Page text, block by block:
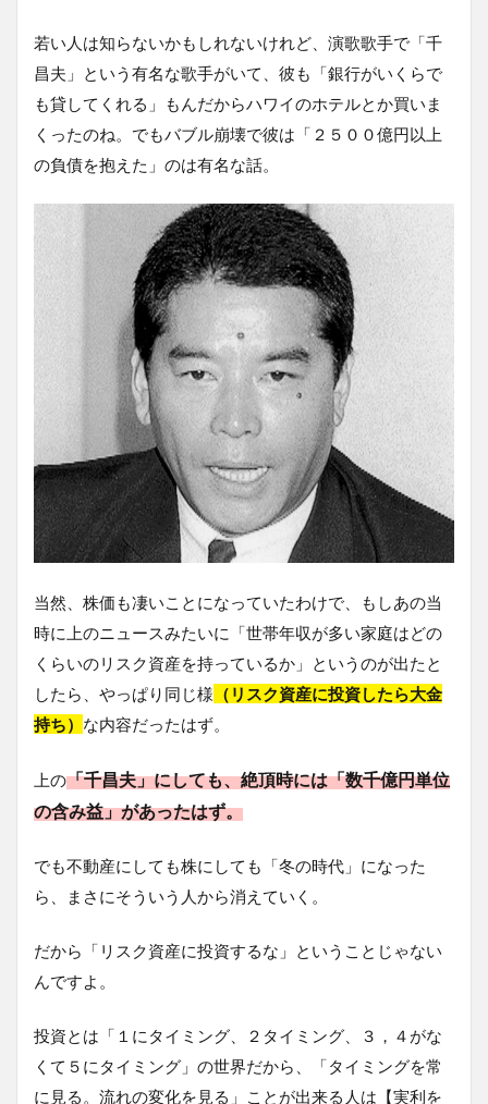
若い人は知らないかもしれないけれど、演歌歌手で「千
昌夫」という有名な歌手がいて、彼も「銀行がいくらで
も貸してくれる」もんだからハワイのホテルとか買いま
くったのね。でもバブル崩壊で彼は「２５００億円以上
の負債を抱えた」のは有名な話。
当然、株価も凄いことになっていたわけで、もしあの当
時に上のニュースみたいに「世帯年収が多い家庭はどの
くらいのリスク資産を持っているか」というのが出たと
したら、やっぱり同じ様 （リスク資産に投資したら大金
持ち） な内容だったはず。
上の「千昌夫」にしても、絶頂時には「数千億円単位
の含み益」があったはず。
でも不動産にしても株にしても「冬の時代」になった
ら、まさにそういう人から消えていく。
だから「リスク資産に投資するな」ということじゃない
んですよ。
投資とは「１にタイミング、２タイミング、３，４がな
くて５にタイミング」の世界だから、「タイミングを常
に見る。流れの変化を見る」ことが出来る人は【実利を